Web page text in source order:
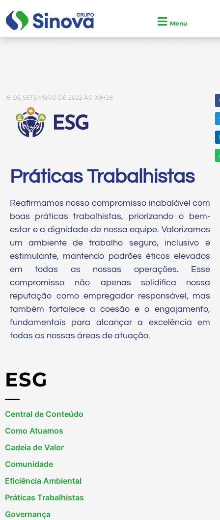
Menu
18 DE SETEMBRO DE 2023 ÀS 09H28
Práticas Trabalhistas
Reafirmamos nosso compromisso inabalável com
boas práticas trabalhistas, priorizando o bem-
estar e a dignidade de nossa equipe. Valorizamos
um ambiente de trabalho seguro, inclusivo e
estimulante, mantendo padrões éticos elevados
em todas as nossas operações. Esse
compromisso não apenas solidifica nossa
reputação como empregador responsável, mas
também fortalece a coesão e o engajamento,
fundamentais para alcançar a excelência em
todas as nossas áreas de atuação.
ESG
Central de Conteúdo
Como Atuamos
Cadeia de Valor
Comunidade
Eficiência Ambiental
Práticas Trabalhistas
Governança